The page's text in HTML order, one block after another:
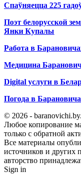
Спаўняецца 225
Поэт белорусской
Янки Купалы
Работа в
Медицина
Digital услуги в
Погода в
© 2026 -
Любое копирование
только с обратной
Все материалы
источников и других
авторство
Sign in